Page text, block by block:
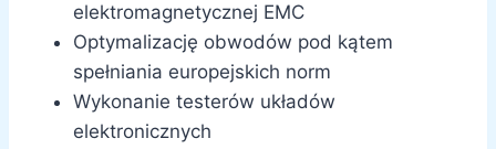
elektromagnetycznej EMC
Optymalizację obwodów pod kątem
spełniania europejskich norm
Wykonanie testerów układów
elektronicznych